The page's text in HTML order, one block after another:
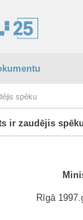
spēku
ir zaudējis
Rīgā